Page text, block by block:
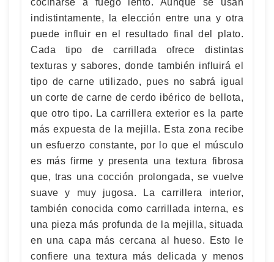
cocinarse a fuego lento. Aunque se usan
indistintamente, la elección entre una y otra
puede influir en el resultado final del plato.
Cada tipo de carrillada ofrece distintas
texturas y sabores, donde también influirá el
tipo de carne utilizado, pues no sabrá igual
un corte de carne de cerdo ibérico de bellota,
que otro tipo. La carrillera exterior es la parte
más expuesta de la mejilla. Esta zona recibe
un esfuerzo constante, por lo que el músculo
es más firme y presenta una textura fibrosa
que, tras una cocción prolongada, se vuelve
suave y muy jugosa. La carrillera interior,
también conocida como carrillada interna, es
una pieza más profunda de la mejilla, situada
en una capa más cercana al hueso. Esto le
confiere una textura más delicada y menos